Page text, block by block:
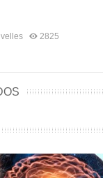
2825